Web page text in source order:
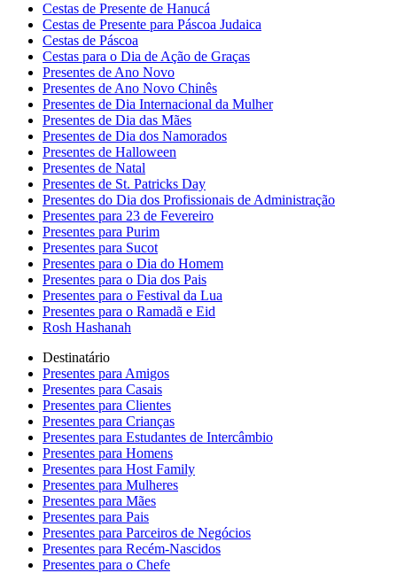
Cestas de Presente de Hanucá
Cestas de Presente para Páscoa Judaica
Cestas de Páscoa
Cestas para o Dia de Ação de Graças
Presentes de Ano Novo
Presentes de Ano Novo Chinês
Presentes de Dia Internacional da Mulher
Presentes de Dia das Mães
Presentes de Dia dos Namorados
Presentes de Halloween
Presentes de Natal
Presentes de St. Patricks Day
Presentes do Dia dos Profissionais de Administração
Presentes para 23 de Fevereiro
Presentes para Purim
Presentes para Sucot
Presentes para o Dia do Homem
Presentes para o Dia dos Pais
Presentes para o Festival da Lua
Presentes para o Ramadã e Eid
Rosh Hashanah
Destinatário
Presentes para Amigos
Presentes para Casais
Presentes para Clientes
Presentes para Crianças
Presentes para Estudantes de Intercâmbio
Presentes para Homens
Presentes para Host Family
Presentes para Mulheres
Presentes para Mães
Presentes para Pais
Presentes para Parceiros de Negócios
Presentes para Recém-Nascidos
Presentes para o Chefe